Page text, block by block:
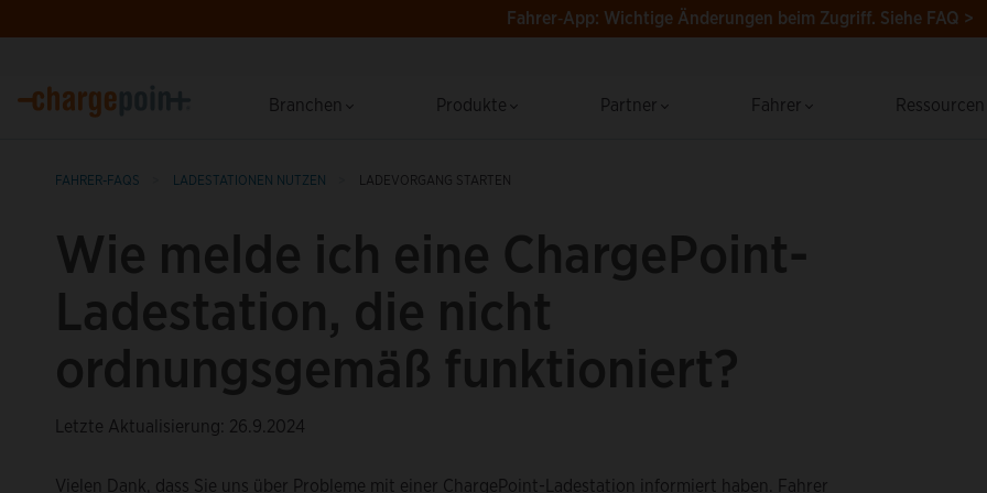
Fahrer‑App: Wichtige Änderungen beim Zugriff. Siehe FAQ >
Branchen Produkte Partner Fahrer
FAHRER-FAQS LADESTATIONEN NUTZEN LADEVORGANG STARTEN
Wie melde ich eine ChargePoint-
Ladestation, die nicht
ordnungsgemäß funktioniert?
Letzte Aktualisierung: 26.9.2024
Vielen Dank, dass Sie uns über Probleme mit einer ChargePoint-Ladestation informiert haben. Fahrer